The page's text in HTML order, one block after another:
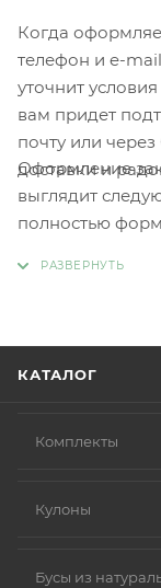
Когда
телефон и e-
уточнит
вам придет
почту или
доставки и
Оформление
выглядит
полностью
КАТАЛОГ
Комплекты
Кулоны
Бусы из